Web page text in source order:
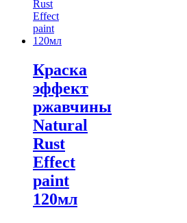
Краска
эффект
ржавчины
Natural
Rust
Effect
paint
120мл